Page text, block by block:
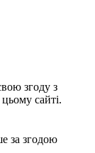
згоду з
сайті.
за згодою